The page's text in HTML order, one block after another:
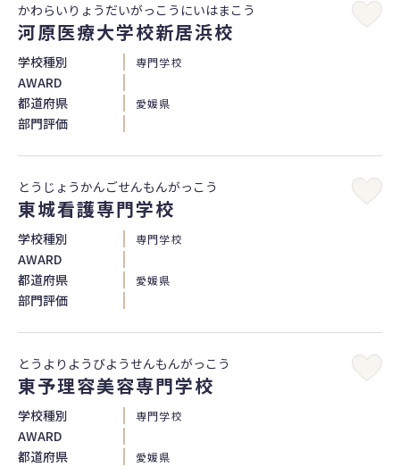
かわらいりょうだいがっこうにいはまこう
河原医療大学校新居浜校
学校種別 専門学校
AWARD
都道府県
愛媛県
部門評価
とうじょうかんごせんもんがっこう
東城看護専門学校
学校種別 専門学校
AWARD
都道府県
愛媛県
部門評価
とうよりようびようせんもんがっこう
東予理容美容専門学校
学校種別 専門学校
AWARD
都道府県
愛媛県